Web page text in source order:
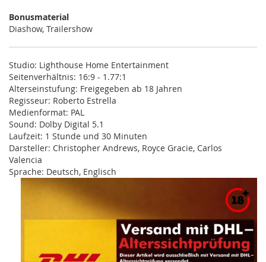
Bonusmaterial
Diashow, Trailershow
Studio: Lighthouse Home Entertainment
Seitenverhältnis: 16:9 - 1.77:1
Alterseinstufung: Freigegeben ab 18 Jahren
Regisseur: Roberto Estrella
Medienformat: PAL
Sound: Dolby Digital 5.1
Laufzeit: 1 Stunde und 30 Minuten
Darsteller: Christopher Andrews, Royce Gracie, Carlos
Valencia
Sprache: Deutsch, Englisch